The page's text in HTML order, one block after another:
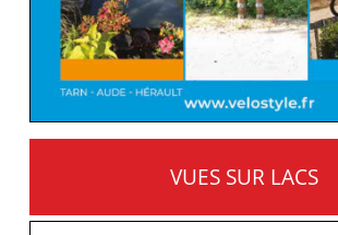
VUES SUR LACS